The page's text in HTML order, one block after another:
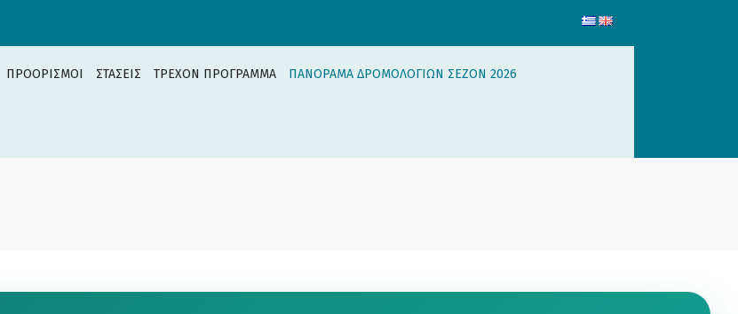
ΠΡΟΟΡΙΣΜΟΙ ΣΤΑΣΕΙΣ ΤΡΕΧΟΝ ΠΡΟΓΡΑΜΜΑ ΠΑΝΟΡΑΜΑ ΔΡΟΜΟΛΟΓΙΩΝ ΣΕΖΟΝ 2026